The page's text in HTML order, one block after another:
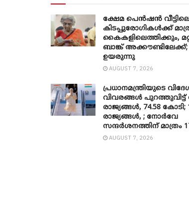
ക്ഷേമ പെൻഷൻ
കിടപ്പുരോഗികൾക്ക്
കൈകളിലെത്തിക്കും,
ബാങ്ക് അക്കൗണ്ടിലേക്ക്;
ഉയരുന്നു
AUGUST 7, 2026
പ്രധാനമന്ത്രിയുടെ
വിവരങ്ങൾ പുറത്തുവിട്ട്
രാജ്യങ്ങൾ, 74.58 കോടി;
രാജ്യങ്ങൾ, ; നോർവേ
സന്ദർശനത്തിന് മാത്രം
AUGUST 7, 2026